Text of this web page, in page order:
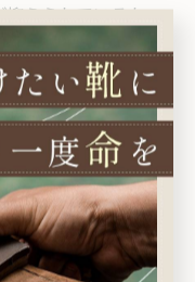
えられているた
的な修理費用が割安
岡山市北区や南区
での対応が期待でき
モール内の修理店
用できることも多
で情報収集を行う